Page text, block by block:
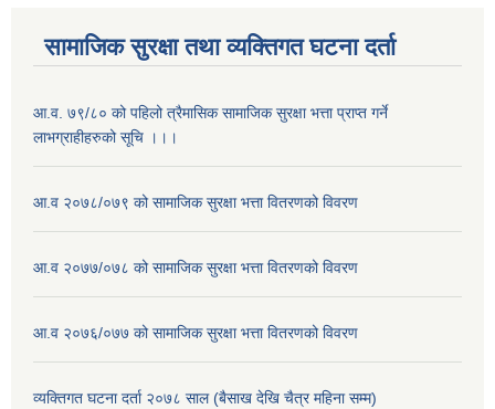
सामाजिक सुरक्षा तथा व्यक्तिगत घटना दर्ता
आ.व. ७९/८० को पहिलो त्रैमासिक सामाजिक सुरक्षा भत्ता प्राप्त गर्ने
लाभग्राहीहरुको सूचि ।।।
आ.व २०७८/०७९ को सामाजिक सुरक्षा भत्ता वितरणको विवरण
आ.व २०७७/०७८ को सामाजिक सुरक्षा भत्ता वितरणको विवरण
आ.व २०७६/०७७ को सामाजिक सुरक्षा भत्ता वितरणको विवरण
व्यक्तिगत घटना दर्ता २०७८ साल (बैसाख देखि चैत्र महिना सम्म)